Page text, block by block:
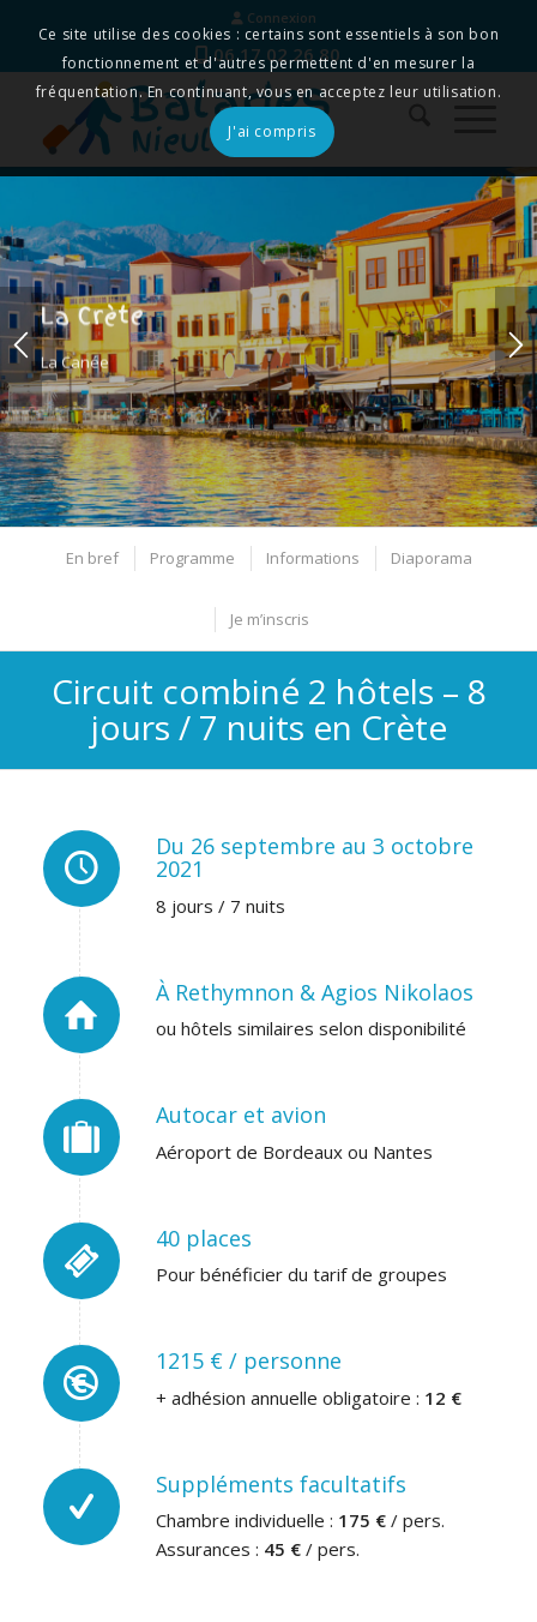
Connexion
06 17 02 26 80
La Crète
La Canée
En bref Programme Informations Diaporama
Je m’inscris
Circuit combiné 2 hôtels – 8
jours / 7 nuits en Crète
Du 26 septembre au 3 octobre
2021
8 jours / 7 nuits
À Rethymnon & Agios Nikolaos
ou hôtels similaires selon disponibilité
Autocar et avion
Aéroport de Bordeaux ou Nantes
40 places
Pour bénéficier du tarif de groupes
1215 € / personne
+ adhésion annuelle obligatoire : 12 €
Suppléments facultatifs
Chambre individuelle : 175 €/ pers.
Assurances : 45 € / pers.
Ce site utilise des cookies : certains sont essentiels à son bon
fonctionnement et d'autres permettent d'en mesurer la
fréquentation. En continuant, vous en acceptez leur utilisation.
J'ai compris